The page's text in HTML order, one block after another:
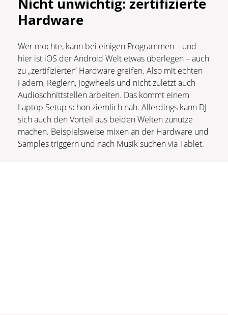
Hardware
Wer möchte, kann bei einigen Programmen – und
hier ist iOS der Android Welt etwas überlegen – auch
zu „zertifizierter“ Hardware greifen. Also mit echten
Fadern, Reglern, Jogwheels und nicht zuletzt auch
Audioschnittstellen arbeiten. Das kommt einem
Laptop Setup schon ziemlich nah. Allerdings kann DJ
sich auch den Vorteil aus beiden Welten zunutze
machen. Beispielsweise mixen an der Hardware und
Samples triggern und nach Musik suchen via Tablet.